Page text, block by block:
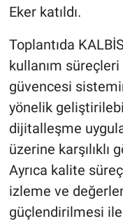
Eker katıldı.
Toplantıda
kullanım
güvencesi
yönelik
dijitalleşme
üzerine karşılıklı
Ayrıca kalite
izleme ve
güçlendirilmesi